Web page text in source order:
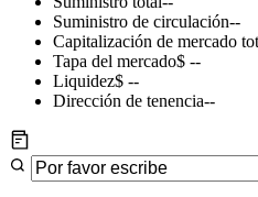
Suministro de circulación--
Capitalización de mercado
Tapa del mercado$ --
Liquidez$ --
Dirección de tenencia--